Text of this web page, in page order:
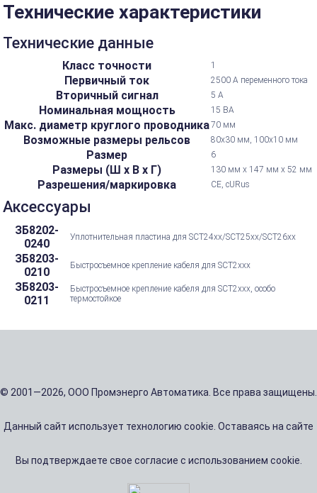
Технические характеристики
Технические данные
Класс точности 1
Первичный ток 2500 А переменного тока
Вторичный сигнал 5 А
Номинальная мощность 15 ВА
Макс. диаметр круглого проводника70 мм
Возможные размеры рельсов 80х30 мм, 100х10 мм
Размер 6
Размеры (Ш х В х Г) 130 мм х 147 мм х 52 мм
Разрешения/маркировка CE, cURus
Аксессуары
ЗБ8202-
0240
Уплотнительная пластина для SCT24xx/SCT25xx/SCT26xx
ЗБ8203-
0210
Быстросъемное крепление кабеля для SCT2xxx
ЗБ8203-
0211
Быстросъемное крепление кабеля для SCT2xxx, особо
термостойкое
© 2001—2026, ООО Промэнерго Автоматика. Все права защищены.
Данный сайт использует технологию cookie. Оставаясь на сайте
Вы подтверждаете свое согласие с использованием cookie.